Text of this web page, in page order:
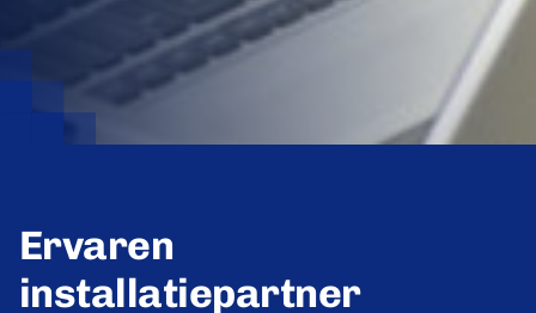
Ervaren
installatiepartner